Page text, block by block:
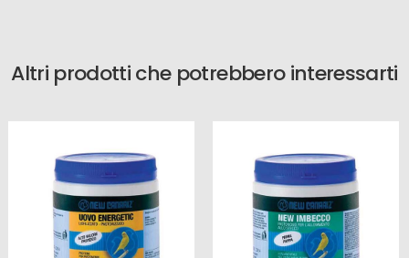
Altri prodotti che potrebbero interessarti